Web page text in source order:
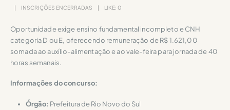
INSCRIÇÕES ENCERRADAS LIKE: 0
Oportunidade exige ensino fundamental incompleto e CNH
categoria D ou E, oferecendo remuneração de R$ 1.621,00
somada ao auxílio-alimentação e ao vale-feira para jornada de 40
horas semanais.
Informações do concurso:
Órgão: Prefeitura de Rio Novo do Sul